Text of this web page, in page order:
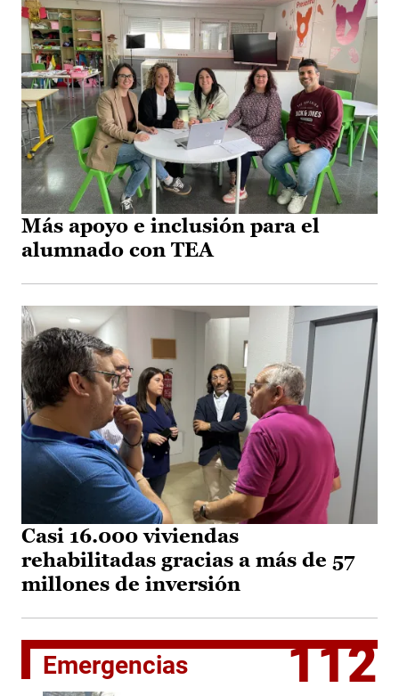
Más apoyo e inclusión para el
alumnado con TEA
Casi 16.000 viviendas
rehabilitadas gracias a más de 57
millones de inversión
Emergencias 112